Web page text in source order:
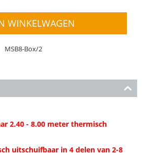
WINKELWAGEN
MSB8-Box/2
2.40 - 8.00 meter thermisch
uitschuifbaar in 4 delen van 2-8